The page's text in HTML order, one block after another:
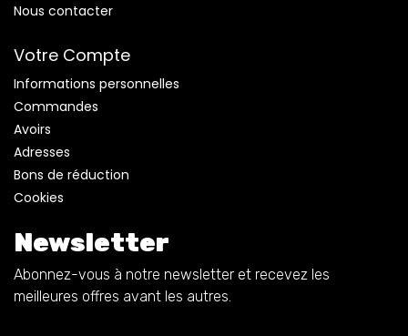
Nous contacter
Votre Compte
Informations personnelles
Commandes
Avoirs
Adresses
Bons de réduction
Cookies
Newsletter
Abonnez-vous à notre newsletter et recevez les
meilleures offres avant les autres.